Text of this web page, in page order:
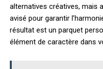
alternatives créatives, mais
avisé pour garantir
résultat est un parquet
élément de caractère dans